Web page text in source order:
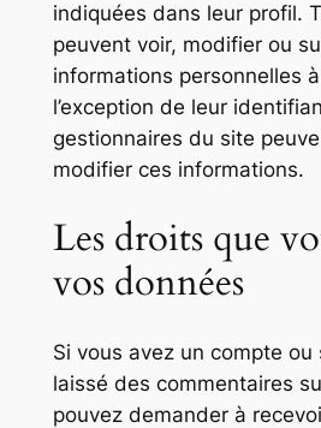
indiquées dans leur profil.
peuvent voir, modifier ou
informations personnelles
l’exception de leur
gestionnaires du site
modifier ces informations.
Les droits que
vos données
Si vous avez un compte ou
laissé des commentaires
pouvez demander à